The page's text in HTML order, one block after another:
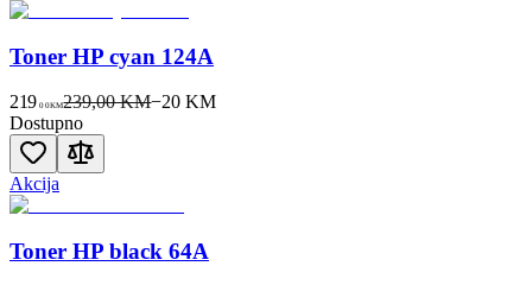
Toner HP cyan 124A
219 00KM239,00 KM−20 KM
Dostupno
Akcija
Toner HP black 64A